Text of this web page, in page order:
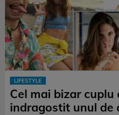
LIFESTYLE
Cel mai bizar cuplu
indragostit unul de